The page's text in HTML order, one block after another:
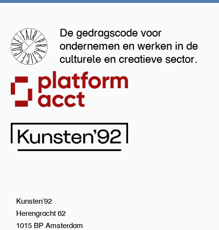
De gedragscode voor
ondernemen en werken in de
culturele en creatieve sector.
Kunsten’92
Herengracht 62
1015 BP Amsterdam